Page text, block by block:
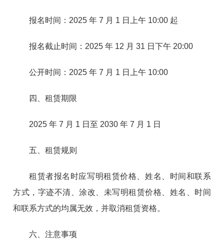
报名时间：2025 年 7 月 1 日上午 10:00 起
报名截止时间：2025 年 12 月 31 日下午 20:00
公开时间：2025 年 7 月 1 日上午 10:00
四、租赁期限
2025 年 7 月 1 日至 2030 年 7 月 1 日
五、租赁规则
租赁者报名时应写明租赁价格、姓名、时间和联系
方式， 字迹不清、涂改、未写明租赁价格、姓名、时间
和联系方式的均属无效，并取消租赁资格。
六、注意事项